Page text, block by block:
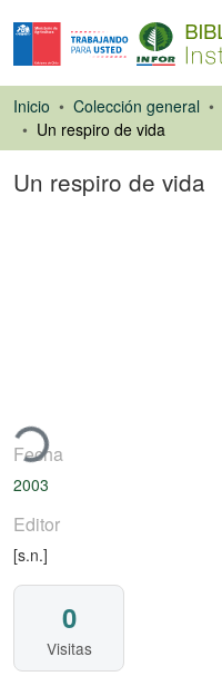
Inicio Colección general
Un respiro de vida
Un respiro de vida
Fecha
2003
Editor
[s.n.]
0
Visitas